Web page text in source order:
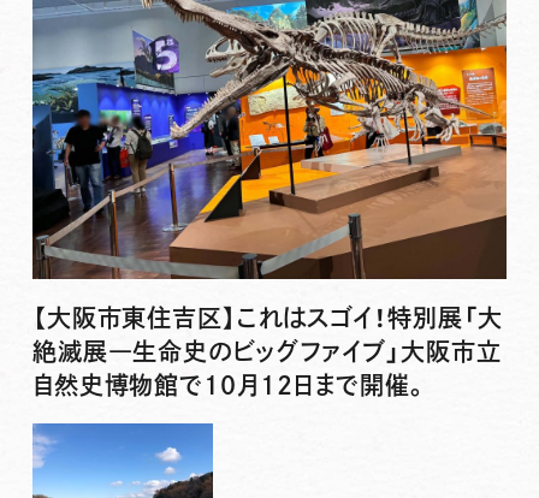
【大阪市東住吉区】これはスゴイ！特別展「大
絶滅展―生命史のビッグファイブ」大阪市立
自然史博物館で10月12日まで開催。